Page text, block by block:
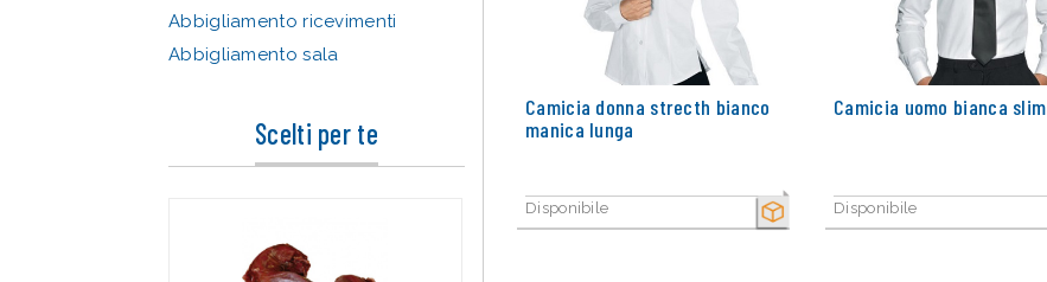
SECCO
Camicia donna strecth bianco
manica lunga
Disponibile
Camicia uomo bianca slim
Disponibile
Abbigliamento ricevimenti
Abbigliamento sala
Scelti per te